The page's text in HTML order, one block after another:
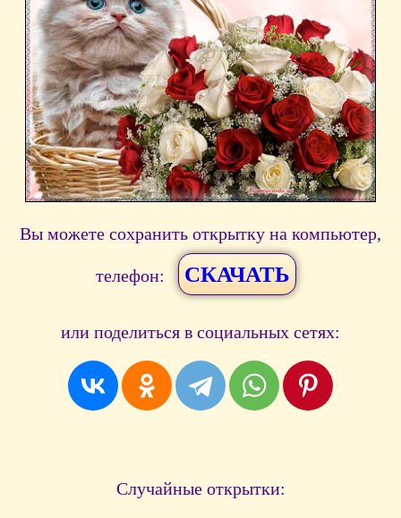
Вы можете сохранить открытку на компьютер,
телефон: СКАЧАТЬ
или поделиться в социальных сетях:
Случайные открытки: